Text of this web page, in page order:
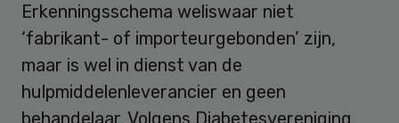
Erkenningsschema weliswaar niet
‘fabrikant- of importeurgebonden’ zijn,
maar is wel in dienst van de
hulpmiddelenleverancier en geen